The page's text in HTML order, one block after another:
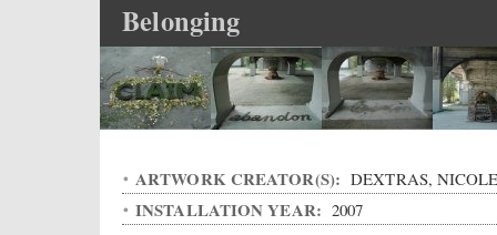
Belonging
ARTWORK CREATOR(S): DEXTRAS,
INSTALLATION YEAR: 2007